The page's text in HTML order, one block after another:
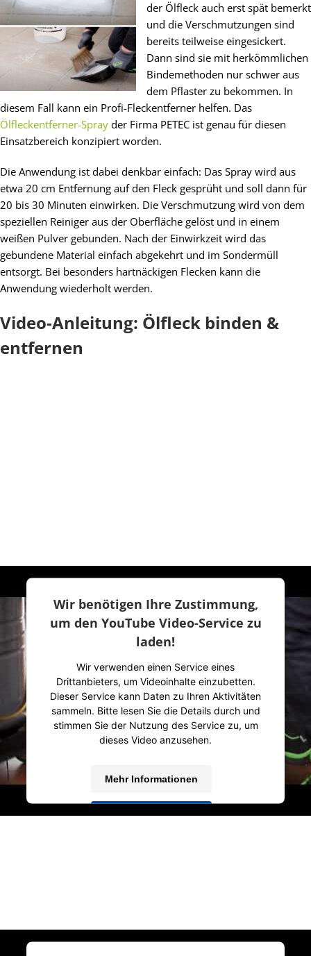
der Ölfleck auch erst spät bemerkt
und die Verschmutzungen sind
bereits teilweise eingesickert.
Dann sind sie mit herkömmlichen
Bindemethoden nur schwer aus
dem Pflaster zu bekommen. In
diesem Fall kann ein Profi-Fleckentferner helfen. Das
Ölfleckentferner-Spray der Firma PETEC ist genau für diesen
Einsatzbereich konzipiert worden.
Die Anwendung ist dabei denkbar einfach: Das Spray wird aus
etwa 20 cm Entfernung auf den Fleck gesprüht und soll dann für
20 bis 30 Minuten einwirken. Die Verschmutzung wird von dem
speziellen Reiniger aus der Oberfläche gelöst und in einem
weißen Pulver gebunden. Nach der Einwirkzeit wird das
gebundene Material einfach abgekehrt und im Sondermüll
entsorgt. Bei besonders hartnäckigen Flecken kann die
Anwendung wiederholt werden.
Video-Anleitung: Ölfleck binden &
entfernen
Wir benötigen Ihre Zustimmung,
um den YouTube Video-Service zu
laden!
Wir verwenden einen Service eines
Drittanbieters, um Videoinhalte einzubetten.
Dieser Service kann Daten zu Ihren Aktivitäten
sammeln. Bitte lesen Sie die Details durch und
stimmen Sie der Nutzung des Service zu, um
dieses Video anzusehen.
Mehr Informationen
Akzeptieren
Das Petec
entfernt Treibstoff und Öl von
zahlreichen Oberflächen. Durch den 20kg Sack ist es vor allem
für den Profi-Einsatz geeignet, etwa für PKW- und LKW-
Werkstätten, Feuerwehren, Autobahn- und Straßenmeistereien,
Tankstellen, Industrie- und Handwerksbetriebe, Speditionen,
Abschleppdienste und in der Landwirtschaft.